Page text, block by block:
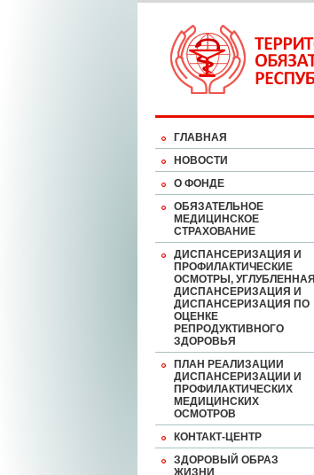
ГЛАВНАЯ
НОВОСТИ
О ФОНДЕ
ОБЯЗАТЕЛЬНОЕ
МЕДИЦИНСКОЕ
СТРАХОВАНИЕ
ДИСПАНСЕРИЗАЦИЯ И
ПРОФИЛАКТИЧЕСКИЕ
ОСМОТРЫ, УГЛУБЛЕННАЯ
ДИСПАНСЕРИЗАЦИЯ И
ДИСПАНСЕРИЗАЦИЯ ПО
ОЦЕНКЕ
РЕПРОДУКТИВНОГО
ЗДОРОВЬЯ
ПЛАН РЕАЛИЗАЦИИ
ДИСПАНСЕРИЗАЦИИ И
ПРОФИЛАКТИЧЕСКИХ
МЕДИЦИНСКИХ
ОСМОТРОВ
КОНТАКТ-ЦЕНТР
ЗДОРОВЫЙ ОБРАЗ
ЖИЗНИ